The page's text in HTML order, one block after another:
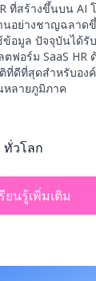
ที่สร้างขึ้นบน AI
นอย่างชาญฉลาด
ข้อมูล ปัจจุบันได้รั
ฟอร์ม SaaS HR
ที่ดีที่สุดสำหรับอง
หลายภูมิภาค
ทั่วโลก
ยนรู้เพิ่มเติม